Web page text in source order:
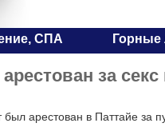
СПА
за
был арестован в Паттайе за